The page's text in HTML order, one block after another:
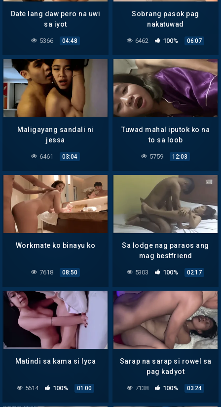
Date lang daw pero na uwi
sa iyot
5366 04:48
Sobrang pasok pag
nakatuwad
6462 100% 06:07
Maligayang sandali ni
jessa
6461 03:04
Tuwad mahal iputok ko na
to sa loob
5759 12:03
Workmate ko binayu ko
7618 08:50
Sa lodge nag paraos ang
mag bestfriend
5303 100% 02:17
Matindi sa kama si lyca
5614 100% 01:00
Sarap na sarap si rowel sa
pag kadyot
7138 100% 03:24